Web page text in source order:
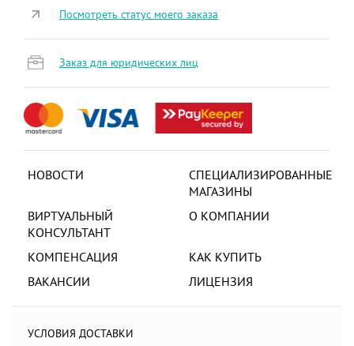
НОВОСТИ
СПЕЦИАЛИЗИРОВАННЫЕ
МАГАЗИНЫ
ВИРТУАЛЬНЫЙ
КОНСУЛЬТАНТ
О КОМПАНИИ
КОМПЕНСАЦИЯ
КАК КУПИТЬ
ВАКАНСИИ
ЛИЦЕНЗИЯ
УСЛОВИЯ ДОСТАВКИ
Посмотреть статус моего заказа
Заказ для юридических лиц